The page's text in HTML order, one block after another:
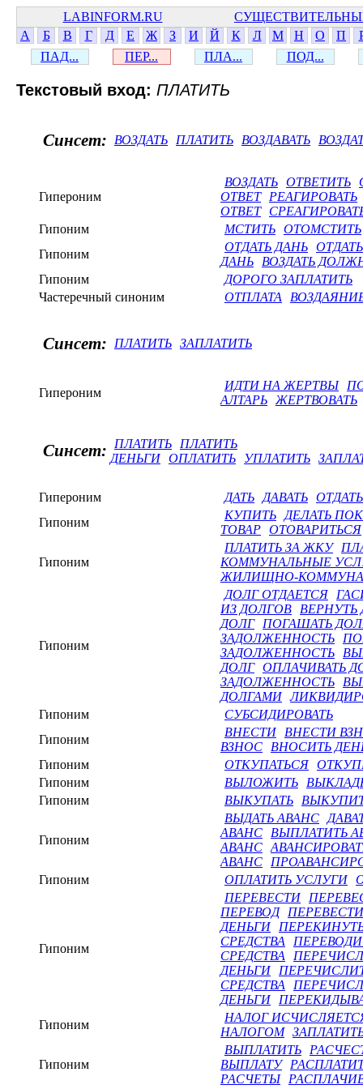
LABINFORM.RU
А
Б В Г Д Е Ж З И Й К Л М Н О П
ПАД...
ПЕР... ПЛА... ПОД...
Текстовый вход: ПЛАТИТЬ
Синсет: ВОЗДАТЬ ПЛАТИТЬ ВОЗДАВАТЬ
Гипероним
ВОЗДАТЬ ОТВЕТИТЬ
ОТВЕТ
РЕАГИРОВАТЬ
ОТВЕТ
Гипоним
МСТИТЬ ОТОМСТИТЬ
Гипоним
ОТДАТЬ ДАНЬ
ДАНЬ
ВОЗДАТЬ
Гипоним
ДОРОГО ЗАПЛАТИТЬ
Частеречный синоним
ОТПЛАТА
Синсет: ПЛАТИТЬ ЗАПЛАТИТЬ
Гипероним
ИДТИ НА ЖЕРТВЫ
АЛТАРЬ
ЖЕРТВОВАТЬ
Синсет: ПЛАТИТЬ
ПЛАТИТЬ
ДЕНЬГИ ОПЛАТИТЬ УПЛАТИТЬ
Гипероним ДАТЬ ДАВАТЬ ОТДАТЬ
Гипоним
КУПИТЬ
ДЕЛАТЬ
ТОВАР ОТОВАРИТЬСЯ
Гипоним
ПЛАТИТЬ ЗА ЖКУ
КОММУНАЛЬНЫЕ
ЖИЛИЩНО-
Гипоним
ДОЛГ ОТДАЕТСЯ
ИЗ ДОЛГОВ
ВЕРНУТЬ
ДОЛГ
ПОГАШАТЬ
ЗАДОЛЖЕННОСТЬ
ЗАДОЛЖЕННОСТЬ
ДОЛГ ОПЛАЧИВАТЬ
ЗАДОЛЖЕННОСТЬ
ДОЛГАМИ
Гипоним
СУБСИДИРОВАТЬ
Гипоним
ВНЕСТИ
ВНЕСТИ
ВЗНОС
ВНОСИТЬ
Гипоним
ОТКУПАТЬСЯ
Гипоним
ВЫЛОЖИТЬ
Гипоним
ВЫКУПАТЬ
Гипоним
ВЫДАТЬ АВАНС
АВАНС
ВЫПЛАТИТЬ
АВАНС
АВАНС
Гипоним
ОПЛАТИТЬ УСЛУГИ
Гипоним
ПЕРЕВЕСТИ
ПЕРЕВОД
ДЕНЬГИ
СРЕДСТВА
СРЕДСТВА
ДЕНЬГИ
СРЕДСТВА
ДЕНЬГИ
Гипоним
НАЛОГ
НАЛОГОМ
Гипоним
ВЫПЛАТИТЬ
ВЫПЛАТУ
РАСЧЕТЫ